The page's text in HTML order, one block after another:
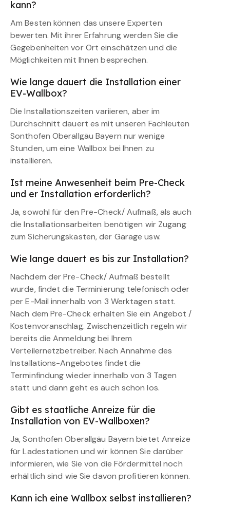
kann?
Am Besten können das unsere Experten
bewerten. Mit ihrer Erfahrung werden Sie die
Gegebenheiten vor Ort einschätzen und die
Möglichkeiten mit Ihnen besprechen.
Wie lange dauert die Installation einer
EV-Wallbox?
Die Installationszeiten variieren, aber im
Durchschnitt dauert es mit unseren Fachleuten
Sonthofen Oberallgäu Bayern nur wenige
Stunden, um eine Wallbox bei Ihnen zu
installieren.
Ist meine Anwesenheit beim Pre-Check
und er Installation erforderlich?
Ja, sowohl für den Pre-Check/ Aufmaß, als auch
die Installationsarbeiten benötigen wir Zugang
zum Sicherungskasten, der Garage usw.
Wie lange dauert es bis zur Installation?
Nachdem der Pre-Check/ Aufmaß bestellt
wurde, findet die Terminierung telefonisch oder
per E-Mail innerhalb von 3 Werktagen statt.
Nach dem Pre-Check erhalten Sie ein Angebot /
Kostenvoranschlag. Zwischenzeitlich regeln wir
bereits die Anmeldung bei Ihrem
Verteilernetzbetreiber. Nach Annahme des
Installations-Angebotes findet die
Terminfindung wieder innerhalb von 3 Tagen
statt und dann geht es auch schon los.
Gibt es staatliche Anreize für die
Installation von EV-Wallboxen?
Ja, Sonthofen Oberallgäu Bayern bietet Anreize
für Ladestationen und wir können Sie darüber
informieren, wie Sie von die Fördermittel noch
erhältlich sind wie Sie davon profitieren können.
Kann ich eine Wallbox selbst installieren?